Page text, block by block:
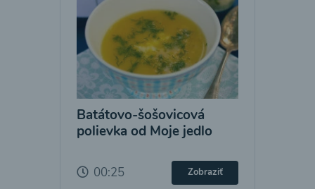
Batátovo-šošovicová
polievka od Moje jedlo
00:25 Zobraziť